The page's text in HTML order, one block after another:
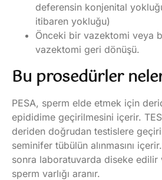
deferensin konjenital
itibaren yokluğu)
Önceki bir vazektomi veya
vazektomi geri dönüşü.
Bu prosedürler
PESA, sperm elde etmek için
epididime geçirilmesini içerir.
deriden doğrudan testislere
seminifer tübülün alınmasını
sonra laboratuvarda diseke edilir
sperm varlığı aranır.